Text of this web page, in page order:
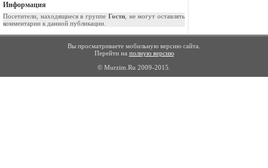
Информация
Посетители, находящиеся в группе Гости, не могут оставлять
комментарии к данной публикации.
Вы просматриваете мобильную версию сайта.
Перейти на полную версию
© Murzim.Ru 2009-2015.